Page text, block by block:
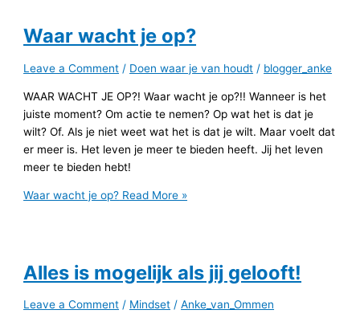
Waar wacht je op?
Leave a Comment / Doen waar je van houdt / blogger_anke
WAAR WACHT JE OP?! Waar wacht je op?!! Wanneer is het
juiste moment? Om actie te nemen? Op wat het is dat je
wilt? Of. Als je niet weet wat het is dat je wilt. Maar voelt dat
er meer is. Het leven je meer te bieden heeft. Jij het leven
meer te bieden hebt!
Waar wacht je op? Read More »
Alles is mogelijk als jij gelooft!
Leave a Comment / Mindset /Anke_van_Ommen